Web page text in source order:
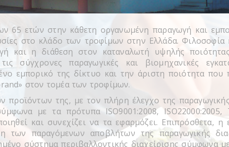
65 ετών στην κάθετη οργανωμένη παραγωγή και
στο κλάδο των τροφίμων στην Ελλάδα. Φιλοσοφία
και η διάθεση στον καταναλωτή υψηλής
σύγχρονες παραγωγικές και βιομηχανικές
εμπορικό της δίκτυο και την άριστη ποιότητα που
στον τομέα των τροφίμων.
προϊόντων της, με τον πλήρη έλεγχο της παραγωγικής
με τα πρότυπα ISO9001:2008,
και συνεχίζει να τα εφαρμόζει. Επιπρόσθετα, η
των παραγόμενων αποβλήτων της παραγωγικής
σύστημα περιβαλλοντικής διαχείρισης σύμφωνα